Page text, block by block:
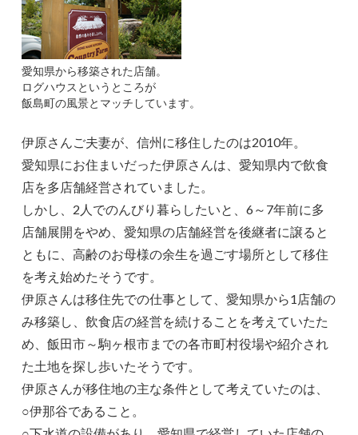
愛知県から移築された店舗。
ログハウスというところが
飯島町の風景とマッチしています。
伊原さんご夫妻が、信州に移住したのは2010年。
愛知県にお住まいだった伊原さんは、愛知県内で飲食
店を多店舗経営されていました。
しかし、2人でのんびり暮らしたいと、6～7年前に多
店舗展開をやめ、愛知県の店舗経営を後継者に譲ると
ともに、高齢のお母様の余生を過ごす場所として移住
を考え始めたそうです。
伊原さんは移住先での仕事として、愛知県から1店舗の
み移築し、飲食店の経営を続けることを考えていたた
め、飯田市～駒ヶ根市までの各市町村役場や紹介され
た土地を探し歩いたそうです。
伊原さんが移住地の主な条件として考えていたのは、
○伊那谷であること。